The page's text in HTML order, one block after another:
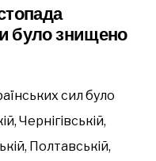
було знищено
сил було
Чернігівській,
Полтавській,